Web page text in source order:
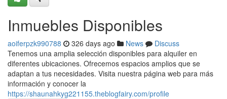
Inmuebles Disponibles
aoiferpzk990788 326 days ago News
Discuss
Tenemos una amplia selección disponibles para alquiler en
diferentes ubicaciones. Ofrecemos espacios amplios que se
adaptan a tus necesidades. Visita nuestra página web para más
información y conocer la
https://shaunahkyg221155.theblogfairy.com/profile